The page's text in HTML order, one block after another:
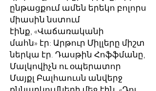
ընթացքում ամեն երեկո բոլորս
միասին նստում
էինք, «Վաճառականի
մահն» էր: Արթուր Միլլերը միշտ
ներկա էր. Դասթին Հոֆֆմանը,
Մալկովիչն ու օպերատոր
Մայքլ Բալհաուսն անվերջ